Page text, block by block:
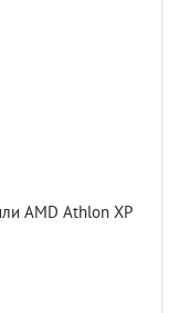
AMD Athlon XP